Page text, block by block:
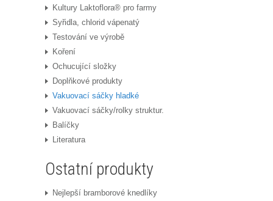
Kultury Laktoflora® pro farmy
Syřidla, chlorid vápenatý
Testování ve výrobě
Koření
Ochucující složky
Doplňkové produkty
Vakuovací sáčky hladké
Vakuovací sáčky/rolky struktur.
Balíčky
Literatura
Ostatní produkty
Nejlepší bramborové knedlíky